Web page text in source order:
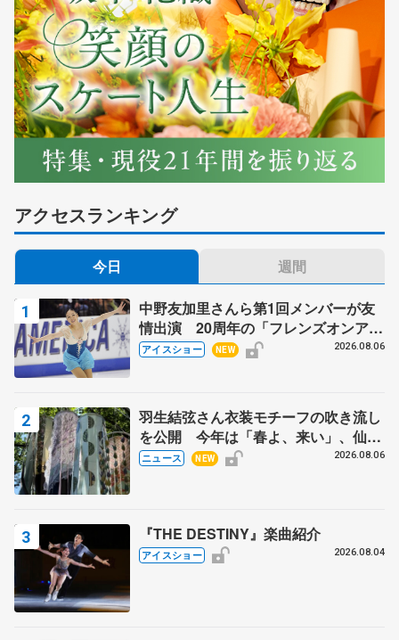
アクセスランキング
今日 週間
中野友加里さんら第1回メンバーが友
情出演 20周年の「フレンズオンアイ
ス」 宮本賢二さん、有川梨絵さん、
アイスショー NEW 2026.08.06
羽生結弦さん衣装モチーフの吹き流し
を公開 今年は「春よ、来い」、仙台
の瑞鳳殿
ニュース NEW 2026.08.06
『THE DESTINY』楽曲紹介
アイスショー 2026.08.04